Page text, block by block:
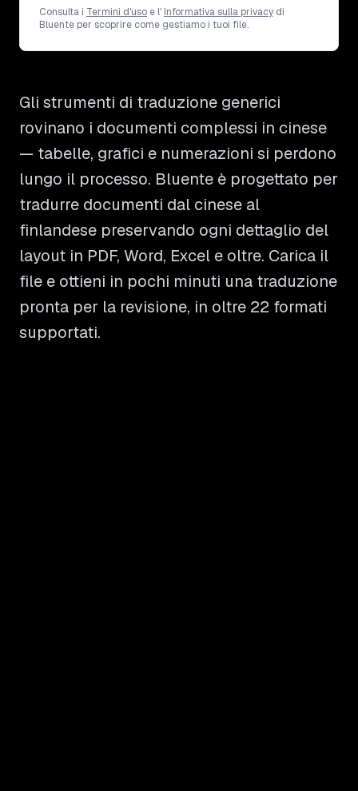
Consulta i Termini d'uso e l' Informativa sulla privacy di
Bluente per scoprire come gestiamo i tuoi file.
Gli strumenti di traduzione generici
rovinano i documenti complessi in cinese
— tabelle, grafici e numerazioni si perdono
lungo il processo. Bluente è progettato per
tradurre documenti dal cinese al
finlandese preservando ogni dettaglio del
layout in PDF, Word, Excel e oltre. Carica il
file e ottieni in pochi minuti una traduzione
pronta per la revisione, in oltre 22 formati
supportati.